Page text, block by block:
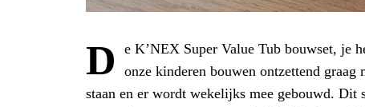
D
e K’NEX Super Value Tub bouwset, je
onze kinderen bouwen ontzettend
staan en er wordt wekelijks mee gebouwd.